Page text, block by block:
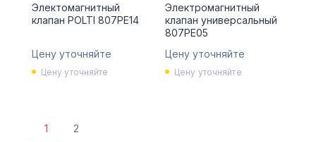
Электомагнитный
клапан POLTI 807PE14
Цену уточняйте
Цену уточняйте
Электромагнитный
клапан универсальный
807PE05
Цену уточняйте
Цену уточняйте
Текущая
1
Страница
2